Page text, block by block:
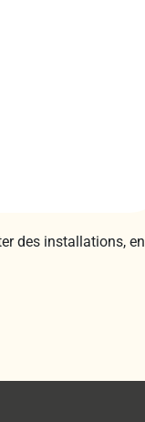
des installations, en